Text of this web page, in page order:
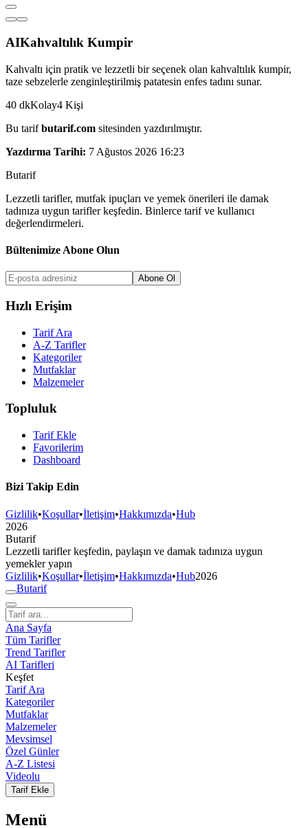
AIKahvaltılık Kumpir
Kahvaltı için pratik ve lezzetli bir seçenek olan kahvaltılık kumpir,
taze sebzelerle zenginleştirilmiş patatesin enfes tadını sunar.
40 dkKolay4 Kişi
Bu tarifbutarif.com sitesinden yazdırılmıştır.
Yazdırma Tarihi: 7 Ağustos 2026 16:23
Butarif
Lezzetli tarifler, mutfak ipuçları ve yemek önerileri ile damak
tadınıza uygun tarifler keşfedin. Binlerce tarif ve kullanıcı
değerlendirmeleri.
Bültenimize Abone Olun
Abone Ol
Hızlı Erişim
Tarif Ara
A-Z Tarifler
Kategoriler
Mutfaklar
Malzemeler
Topluluk
Tarif Ekle
Favorilerim
Dashboard
Bizi Takip Edin
Gizlilik•Koşullar•İletişim•Hakkımızda•Hub
2026
Butarif
Lezzetli tarifler keşfedin, paylaşın ve damak tadınıza uygun
yemekler yapın
Gizlilik•Koşullar•İletişim•Hakkımızda•Hub2026
Butarif
Ana Sayfa
Tüm Tarifler
Trend Tarifler
AI Tarifleri
Keşfet
Tarif Ara
Kategoriler
Mutfaklar
Malzemeler
Mevsimsel
Özel Günler
A-Z Listesi
Videolu
Tarif Ekle
Menü